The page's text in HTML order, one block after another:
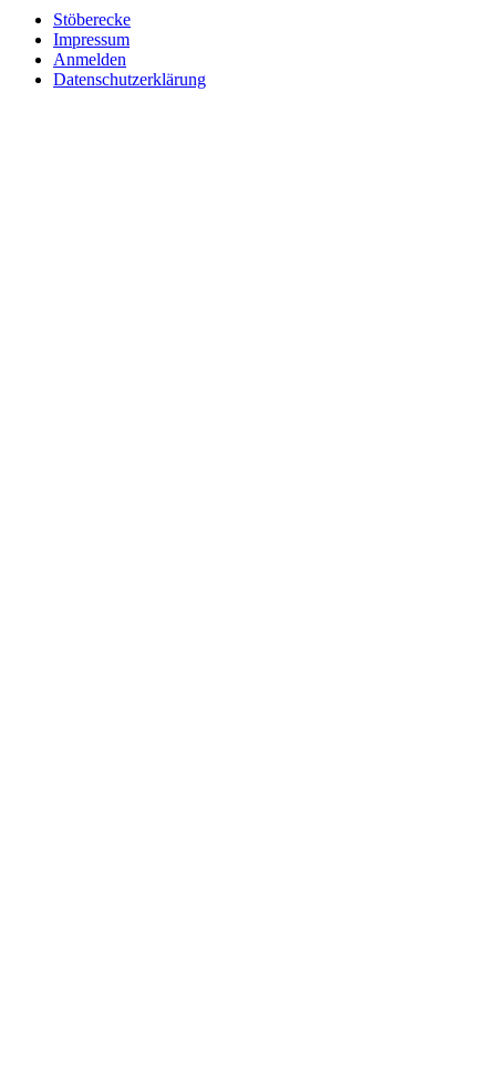
Stöberecke
Impressum
Anmelden
Datenschutzerklärung